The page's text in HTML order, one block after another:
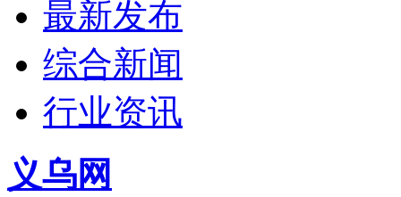
最新发布
综合新闻
行业资讯
义乌网